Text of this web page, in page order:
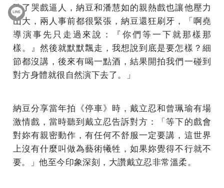
除了哭戲逼人，納豆和潘慧如的親熱戲也讓他壓力
山大，兩人事前都很緊張，納豆還狂刷牙，「啊堯
導演事先只走過來說：『你們等一下就那樣那
樣。』然後就默默飄走，我想說到底是要怎樣？細
節都沒講，後來有喝一點酒，結果開拍我們一碰到
對方身體就很自然演下去了。」
納豆分享當年拍《停車》時，戴立忍和曾珮瑜有場
激情戲，當時聽到戴立忍告訴對方：「等下的戲會
對妳有親密動作，有任何不舒服一定要講，這世界
上沒有什麼叫做為藝術犧牲，如果妳覺得不行就不
要。」他至今印象深刻，大讚戴立忍非常溫柔。